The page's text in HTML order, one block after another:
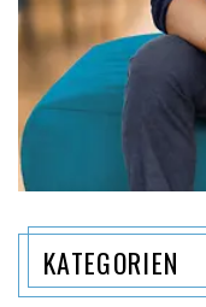
KATEGORIEN